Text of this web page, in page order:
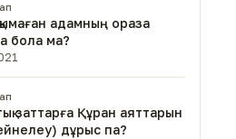
адамның ораза
бола ма?
заттарға Құран аяттарын
дұрыс па?